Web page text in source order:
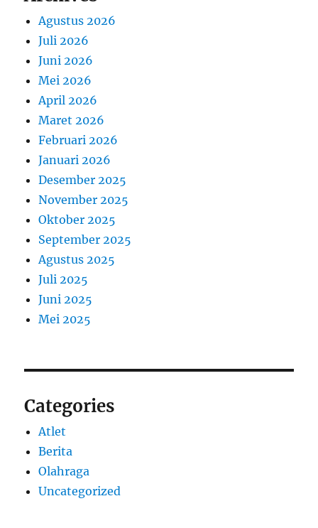
Agustus 2026
Juli 2026
Juni 2026
Mei 2026
April 2026
Maret 2026
Februari 2026
Januari 2026
Desember 2025
November 2025
Oktober 2025
September 2025
Agustus 2025
Juli 2025
Juni 2025
Mei 2025
Categories
Atlet
Berita
Olahraga
Uncategorized